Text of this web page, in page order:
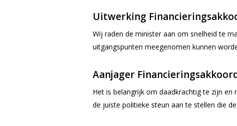
Uitwerking
Wij raden de minister aan om snelheid te
uitgangspunten meegenomen kunnen
Aanjager
Het is belangrijk om daadkrachtig te zijn
de juiste politieke steun aan te stellen die